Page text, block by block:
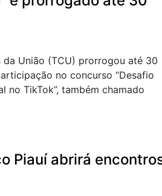
da União (TCU) prorrogou até 30
no concurso “Desafio
no TikTok”, também chamado
Piauí abrirá